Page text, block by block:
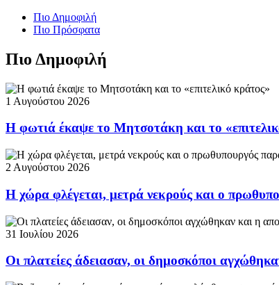
Πιο Δημοφιλή
Πιο Πρόσφατα
Πιο Δημοφιλή
1 Αυγούστου 2026
Η φωτιά έκαψε το Μητσοτάκη και το
2 Αυγούστου 2026
Η χώρα φλέγεται, μετρά νεκρούς και ο
31 Ιουλίου 2026
Οι πλατείες άδειασαν, οι δημοσκόποι